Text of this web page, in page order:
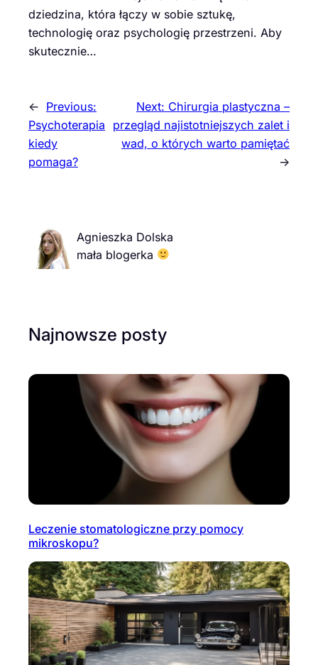
dziedzina, która łączy w sobie sztukę,
technologię oraz psychologię przestrzeni. Aby
skutecznie…
← Previous:
Psychoterapia
kiedy
pomaga?
Next: Chirurgia plastyczna –
przegląd najistotniejszych zalet i
wad, o których warto pamiętać
→
Agnieszka Dolska
mała blogerka
Najnowsze posty
Leczenie stomatologiczne przy pomocy
mikroskopu?